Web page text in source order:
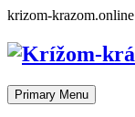
Skip
content
krizom-krazom.online
Primary Menu